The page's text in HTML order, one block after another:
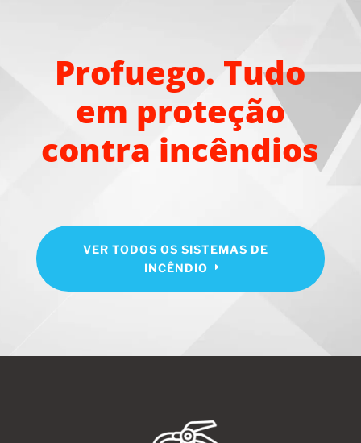
Profuego. Tudo
em proteção
contra incêndios
VER TODOS OS SISTEMAS DE
INCÊNDIO